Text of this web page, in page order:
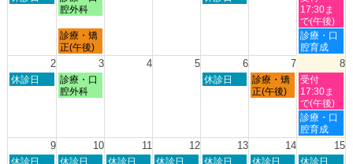
26th
曜
7
月
27th
腔外科
30th
曜
日,
8
月
1st
17:30ま
で(午後)
月
曜
日,
月
27th
診療・矯
正(午後)
土
曜
日,
月
1st
2026
診療・口
腔育成
2 3 4 5 6 7 8
日
2nd
休診日
月
曜
3rd
診療・口
腔外科
木
6th
休診日
金
曜
7th
診療・矯
正(午後)
土
曜
日,
8
月
8th
受付
17:30ま
で(午後)
土
曜
日,
診療・口
腔育成
9 10 11 12 13 14 15
日
休診日
月
休診日
火
休診日
水
休診日
木
休診日
金
休診日
土
休診日